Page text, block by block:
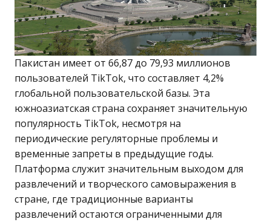
Пакистан имеет от 66,87 до 79,93 миллионов
пользователей TikTok, что составляет 4,2%
глобальной пользовательской базы. Эта
южноазиатская страна сохраняет значительную
популярность TikTok, несмотря на
периодические регуляторные проблемы и
временные запреты в предыдущие годы.
Платформа служит значительным выходом для
развлечений и творческого самовыражения в
стране, где традиционные варианты
развлечений остаются ограниченными для